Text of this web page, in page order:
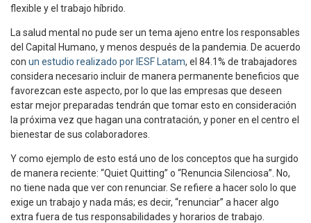
flexible y el trabajo híbrido.
La salud mental no pude ser un tema ajeno entre los responsables
del Capital Humano, y menos después de la pandemia. De acuerdo
con un estudio realizado por IESF Latam, el 84.1% de trabajadores
considera necesario incluir de manera permanente beneficios que
favorezcan este aspecto, por lo que las empresas que deseen
estar mejor preparadas tendrán que tomar esto en consideración
la próxima vez que hagan una contratación, y poner en el centro el
bienestar de sus colaboradores.
Y como ejemplo de esto está uno de los conceptos que ha surgido
de manera reciente: “Quiet Quitting” o “Renuncia Silenciosa”. No,
no tiene nada que ver con renunciar. Se refiere a hacer solo lo que
exige un trabajo y nada más; es decir, “renunciar” a hacer algo
extra fuera de tus responsabilidades y horarios de trabajo.